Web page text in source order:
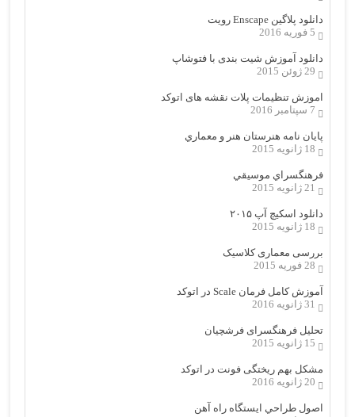
دانلود پلاگین Enscape رویت
5 فوریه 2016
دانلود آموزش شیت بندی با فتوشاپ
29 ژوئن 2015
اموزش تنظیمات پلات نقشه های اتوکد
7 سپتامبر 2016
پایان نامه هنرستان هنر و معماري
18 ژانویه 2015
فرهنگسراي موسيقي
21 ژانویه 2015
دانلود اسکیچ آپ ۲۰۱۵
18 ژانویه 2015
بررسی معماری کلاسیک
28 فوریه 2015
آموزش کامل فرمان Scale در اتوکد
31 ژانویه 2016
تحلیل فرهنگسرای فرشچیان
15 ژانویه 2015
مشکل بهم ریختگی فونت در اتوکد
20 ژانویه 2016
اصول طراحي ایستگاه راه آهن